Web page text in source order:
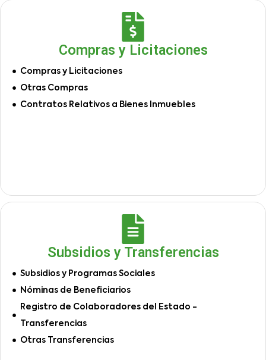
Compras y Licitaciones
Compras y Licitaciones
Otras Compras
Contratos Relativos a Bienes Inmuebles
Subsidios y Transferencias
Subsidios y Programas Sociales
Nóminas de Beneficiarios
Registro de Colaboradores del Estado -
Transferencias
Otras Transferencias